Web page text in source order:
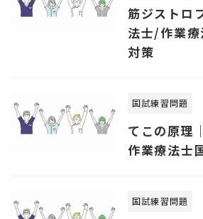
筋ジストロ
法士/作業
対策
国試練習問題
てこの原理
作業療法士
国試練習問題